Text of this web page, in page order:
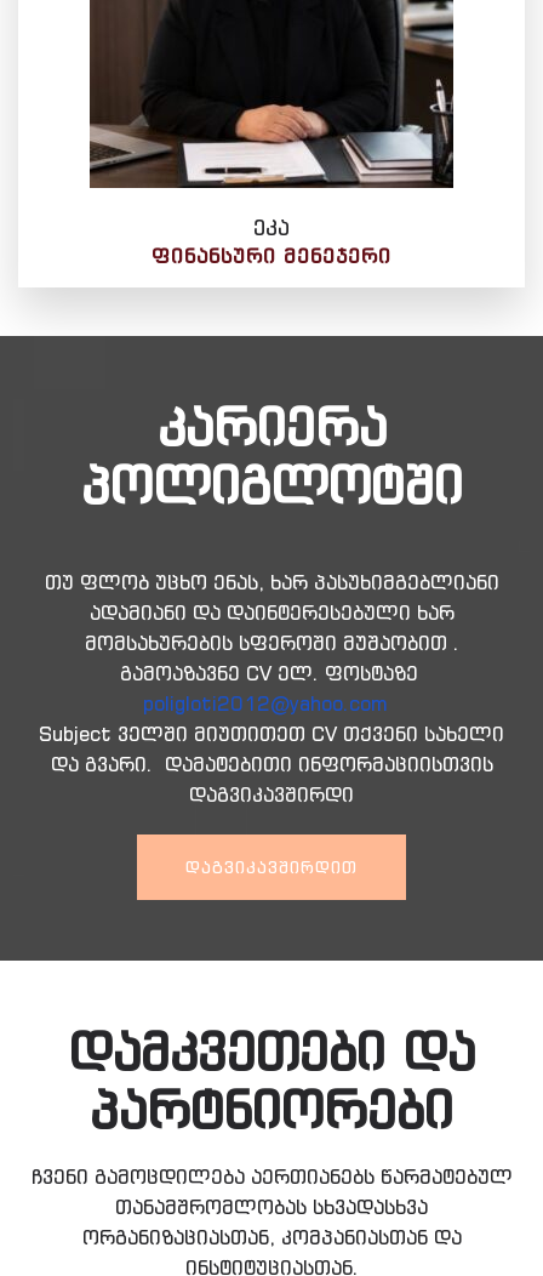
ეკა
ᲤᲘᲜᲐᲜᲡᲣᲠᲘ ᲛᲔᲜᲔᲯᲔᲠᲘ
კარიერა
პოლიგლოტში
თუ ფლობ უცხო ენას, ხარ პასუხიმგებლიანი
ადამიანი და დაინტერესებული ხარ
მომსახურების სფეროში მუშაობით .
გამოაზავნე CV ელ. ფოსტაზე
poligloti2012@yahoo.com
Subject ველში მიუთითეთ CV თქვენი სახელი
და გვარი. დამატებითი ინფორმაციისთვის
დაგვიკავშირდი
ᲓᲐᲒᲕᲘᲙᲐᲕᲨᲘᲠᲓᲘᲗ
დამკვეთები და
პარტნიორები
ჩვენი გამოცდილება აერთიანებს წარმატებულ
თანამშრომლობას სხვადასხვა
ორგანიზაციასთან, კომპანიასთან და
ინსტიტუციასთან.